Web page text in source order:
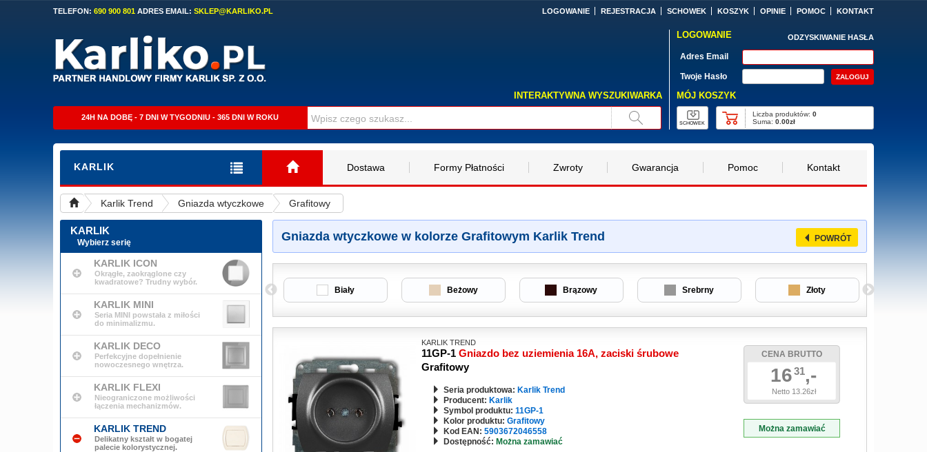
TELEFON: 690 900 801 ADRES EMAIL: SKLEP@KARLIKO.PL LOGOWANIE REJESTRACJA SCHOWEK KOSZYK OPINIE POMOC KONTAKT
INTERAKTYWNA WYSZUKIWARKA
24H NA DOBĘ - 7 DNI W TYGODNIU - 365 DNI W ROKU
LOGOWANIE ODZYSKIWANIE HASŁA
Adres Email
Twoje Hasło
MÓJ KOSZYK
SCHOWEK
Liczba produktów:0
Suma:0.00zł
KARLIK Dostawa Formy Płatności Zwroty Gwarancja Pomoc Kontakt
Karlik Trend Gniazda wtyczkowe Grafitowy
KARLIK
Wybierz serię
KARLIK ICON
Okrągłe, zaokrąglone czy
kwadratowe? Trudny wybór.
KARLIK MINI
Seria MINI powstała z miłości
do minimalizmu.
KARLIK DECO
Perfekcyjne dopełnienie
nowoczesnego wnętrza.
KARLIK FLEXI
Nieograniczone możliwości
łączenia mechanizmów.
KARLIK TREND
Delikatny kształt w bogatej
palecie kolorystycznej.
Gniazda wtyczkowe w kolorze Grafitowym Karlik Trend POWRÓT
Biały Beżowy Brązowy Srebrny Złoty
KARLIK TREND
11GP-1 Gniazdo bez uziemienia 16A, zaciski śrubowe
Grafitowy
Seria produktowa: Karlik Trend
Producent: Karlik
Symbol produktu: 11GP-1
Kolor produktu: Grafitowy
Kod EAN: 5903672046558
Dostępność: Można zamawiać
CENA BRUTTO
16 31,-
Netto 13.26zł
Można zamawiać